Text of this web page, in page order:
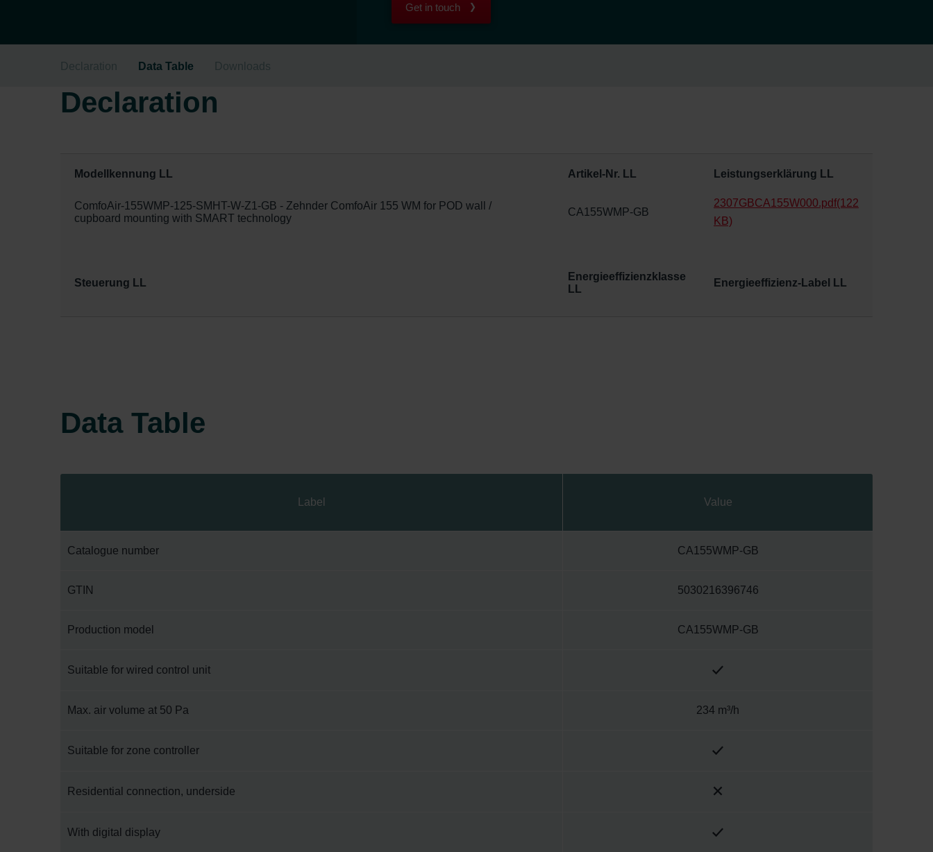
Get in touch
Declaration Data Table Downloads
Declaration
Modellkennung LL Artikel-Nr. LL Leistungserklärung LL
ComfoAir-155WMP-125-SMHT-W-Z1-GB - Zehnder ComfoAir 155 WM for POD wall /
cupboard mounting with SMART technology
CA155WMP-GB
2307GBCA155W000.pdf(122
KB)
Steuerung LL
Energieeffizienzklasse
LL
Energieeffizienz-Label LL
Data Table
Label Value
Catalogue number CA155WMP-GB
GTIN 5030216396746
Production model CA155WMP-GB
Suitable for wired control unit
Max. air volume at 50 Pa 234 m³/h
Suitable for zone controller
Residential connection, underside
With digital display